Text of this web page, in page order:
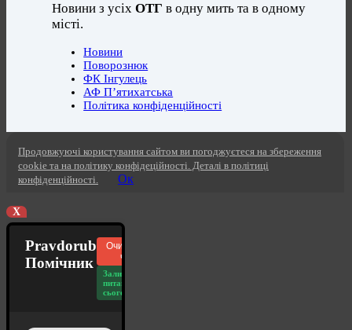
Новини з усіхОТГ в одну мить та в одному
місті.
Новини
Поворознюк
ФК Інгулець
АФ П’ятихатська
Політика конфіденційності
Продовжуючі користування сайтом ви погоджуєтеся на збереження
cookie та на політику конфідеційності. Деталі в політиці
конфіденційності.
Ок
X
Pravdorub
Помічник
Очистити
чат
Залишилось
питань
сьогодні: 20